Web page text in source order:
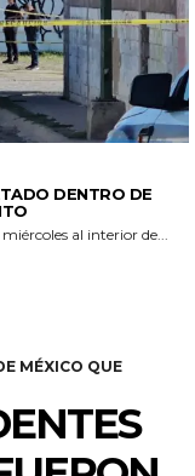
DENTRO DE
al interior de...